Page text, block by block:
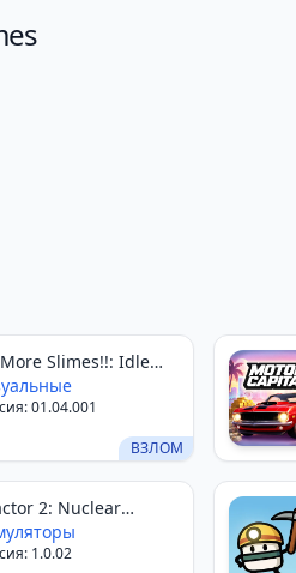
ВЗЛОМ
Slimes!!: Idle
01.04.001
2: Nuclear
1.0.02